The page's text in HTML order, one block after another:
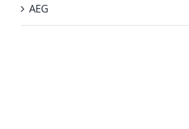
AEG